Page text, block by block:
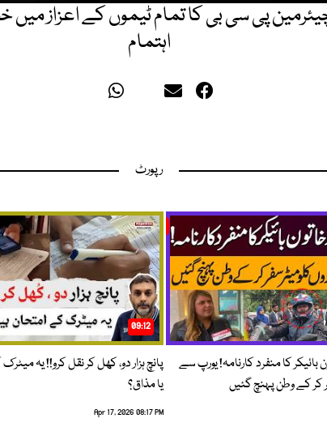
پی سی بی کا تمام ٹیموں کے اعزاز
اہتمام
رپورٹ
بائیکر کا منفرد کارنامہ! یورپ سے
کر کے وطن پہنچ گئیں
09:12
پانچ ہزار دو، کھل کر نقل کرو!! یہ
یا مذاق؟
Apr 17, 2026 08:17 PM